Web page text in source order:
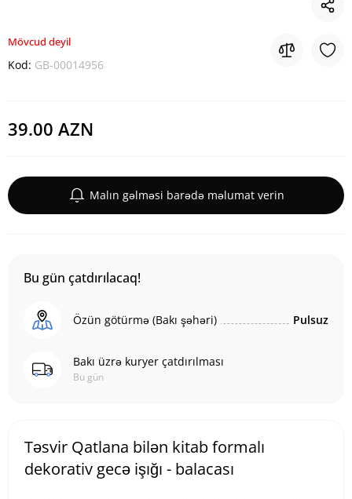
Mövcud deyil
Kod: GB-00014956
39.00 AZN
Malın gəlməsi barədə məlumat verin
Bu gün çatdırılacaq!
Özün götürmə (Bakı şəhəri) Pulsuz
Bakı üzrə kuryer çatdırılması
Bu gün
Təsvir Qatlana bilən kitab formalı
dekorativ gecə işığı - balacası